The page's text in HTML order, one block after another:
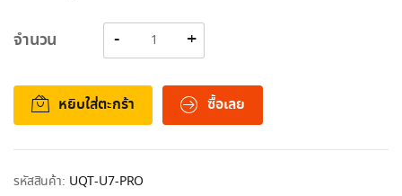
จำนวน
หยิบใส่ตะกร้า ซื้อเลย
รหัสสินค้า: UQT-U7-PRO